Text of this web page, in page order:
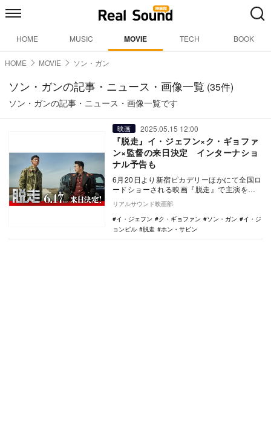
HOME MUSIC MOVIE TECH BOOK
HOME MOVIE ソン・ガン
ソン・ガンの記事・ニュース・画像一覧 (35件)
ソン・ガンの記事・ニュース・画像一覧です
映画 2025.05.15 12:00
『脱走』イ・ジェフン×ク・ギョファ
ン×監督の来日決定 インターナショ
ナル予告も
6月20日より新宿ピカデリーほかにて全国ロ
ードショーされる映画『脱走』で主演を務
めるイ・ジェフン、共演のク・ギョファ
ン、監督のイ…
リアルサウンド映画部
イ・ジェフン
ク・ギョファン ソン・ガン
イ・ジ
ョンピル
脱走 ホン・サビン